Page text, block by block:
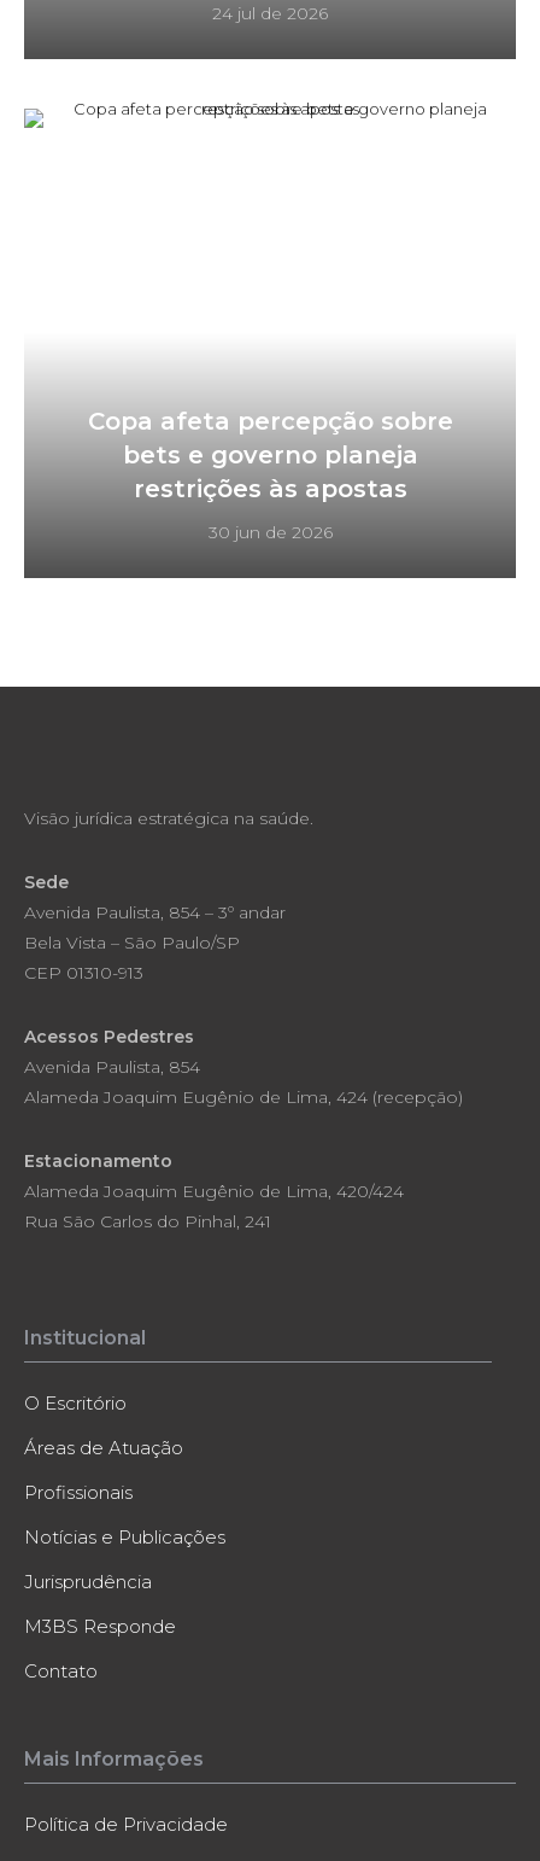
24 jul de 2026
Copa afeta percepção sobre
bets e governo planeja
restrições às apostas
30 jun de 2026
Visão jurídica estratégica na saúde.
Sede
Avenida Paulista, 854 – 3º andar
Bela Vista – São Paulo/SP
CEP 01310-913
Acessos Pedestres
Avenida Paulista, 854
Alameda Joaquim Eugênio de Lima, 424 (recepção)
Estacionamento
Alameda Joaquim Eugênio de Lima, 420/424
Rua São Carlos do Pinhal, 241
Institucional
O Escritório
Áreas de Atuação
Profissionais
Notícias e Publicações
Jurisprudência
M3BS Responde
Contato
Mais Informações
Política de Privacidade